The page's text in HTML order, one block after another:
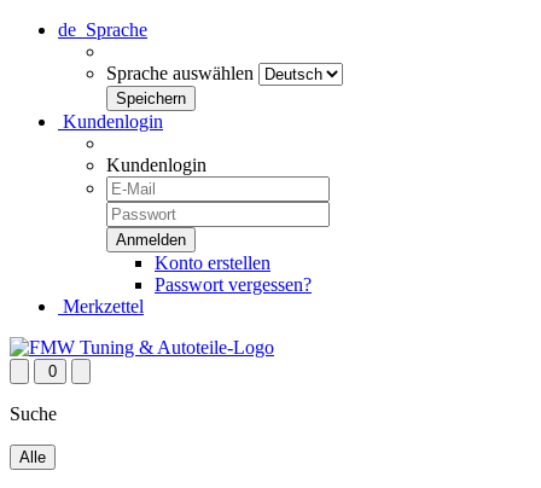
de Sprache
Sprache auswählen
Kundenlogin
Kundenlogin
Konto erstellen
Passwort vergessen?
Merkzettel
0
Suche
Alle